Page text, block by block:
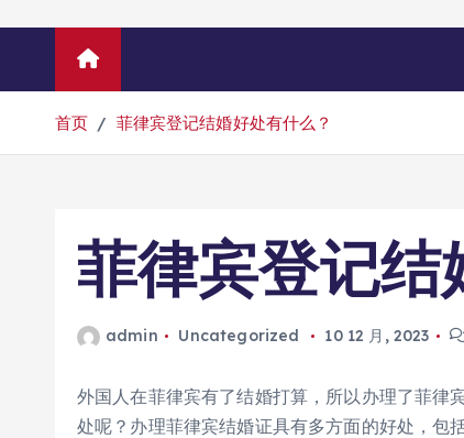
首页 菲律宾登记结婚好处有什么？
菲律宾登记结
admin Uncategorized 10 12 月, 2023
外国人在菲律宾有了结婚打算，所以办理了菲律
处呢？办理菲律宾结婚证具有多方面的好处，包